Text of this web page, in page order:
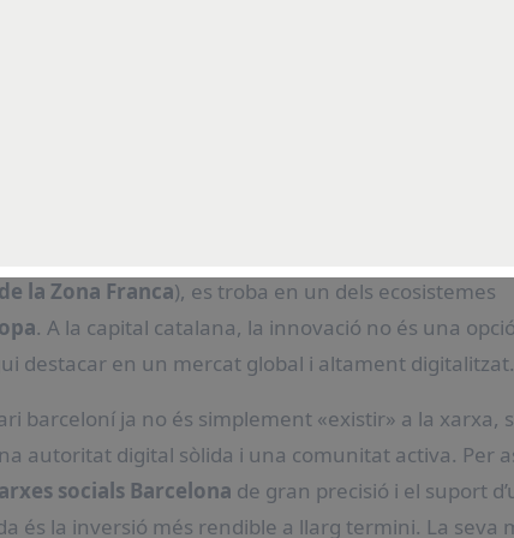
a
la Zona Franca), es troba en un dels ecosistemes
. A la capital catalana, la innovació no és una
destacar en un mercat global i altament digitalitzat.
barceloní ja no és simplement «existir» a la xarxa,
autoritat digital sòlida i una comunitat activa. Per
socials Barcelona de gran precisió i el suport
és la inversió més rendible a llarg termini. La seva